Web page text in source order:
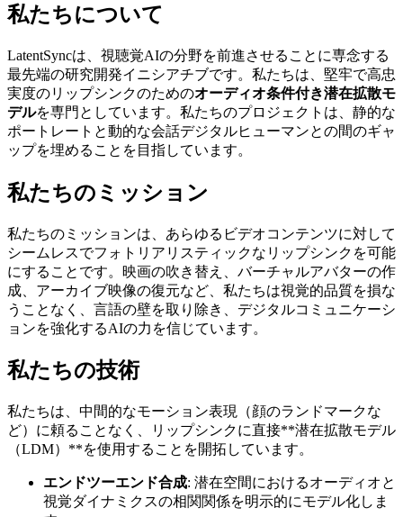
私たちについて
LatentSyncは、視聴覚AIの分野を前進させることに専念する
最先端の研究開発イニシアチブです。私たちは、堅牢で高忠
実度のリップシンクのためのオーディオ条件付き潜在拡散モ
デルを専門としています。私たちのプロジェクトは、静的な
ポートレートと動的な会話デジタルヒューマンとの間のギャ
ップを埋めることを目指しています。
私たちのミッション
私たちのミッションは、あらゆるビデオコンテンツに対して
シームレスでフォトリアリスティックなリップシンクを可能
にすることです。映画の吹き替え、バーチャルアバターの作
成、アーカイブ映像の復元など、私たちは視覚的品質を損な
うことなく、言語の壁を取り除き、デジタルコミュニケーシ
ョンを強化するAIの力を信じています。
私たちの技術
私たちは、中間的なモーション表現（顔のランドマークな
ど）に頼ることなく、リップシンクに直接**潜在拡散モデル
（LDM）**を使用することを開拓しています。
エンドツーエンド合成: 潜在空間におけるオーディオと
視覚ダイナミクスの相関関係を明示的にモデル化しま